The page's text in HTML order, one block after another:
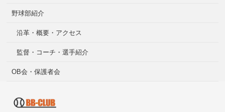
野球部紹介
沿革・概要・アクセス
監督・コーチ・選手紹介
OB会・保護者会